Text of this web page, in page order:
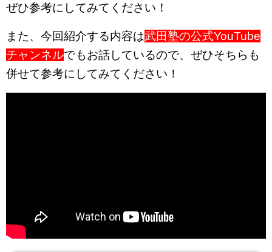
ぜひ参考にしてみてください！
また、今回紹介する内容は武田塾の公式YouTube
チャンネルでもお話しているので、ぜひそちらも
併せて参考にしてみてください！